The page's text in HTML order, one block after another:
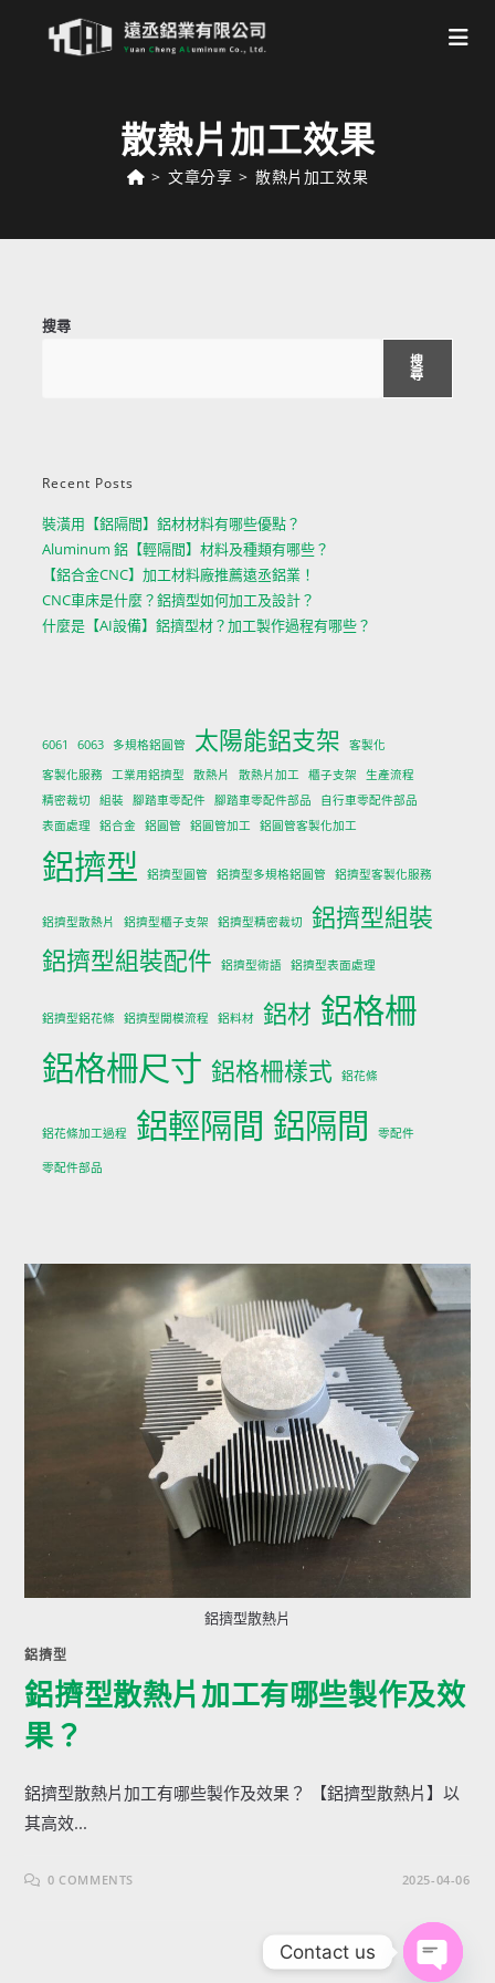
散熱片加工效果
> 文章分享 > 散熱片加工效果
搜尋
搜
尋
Recent Posts
裝潢用【鋁隔間】鋁材材料有哪些優點？
Aluminum 鋁【輕隔間】材料及種類有哪些？
【鋁合金CNC】加工材料廠推薦遠丞鋁業！
CNC車床是什麼？鋁擠型如何加工及設計？
什麼是【AI設備】鋁擠型材？加工製作過程有哪些？
6061 6063 多規格鋁圓管 太陽能鋁支架
客製化
客製化服務
工業用鋁擠型 散熱片 散熱片加工 櫃子支架
生產流程
精密裁切
組裝 腳踏車零配件 腳踏車零配件部品
自行車零配件部品
表面處理
鋁合金 鋁圓管 鋁圓管加工 鋁圓管客製化加工
鋁擠型 鋁擠型圓管 鋁擠型多規格鋁圓管 鋁擠型客製化服務
鋁擠型散熱片 鋁擠型櫃子支架 鋁擠型精密裁切
鋁擠型組裝
鋁擠型組裝配件
鋁擠型術語 鋁擠型表面處理
鋁擠型鋁花條 鋁擠型開模流程 鋁料材 鋁材 鋁格柵
鋁格柵尺寸 鋁格柵樣式 鋁花條
鋁花條加工過程 鋁輕隔間 鋁隔間 零配件
零配件部品
鋁擠型散熱片
鋁擠型
鋁擠型散熱片加工有哪些製作及效
果？
鋁擠型散熱片加工有哪些製作及效果？ 【鋁擠型散熱片】以
其高效...
0 COMMENTS 2025-04-06
Contact us